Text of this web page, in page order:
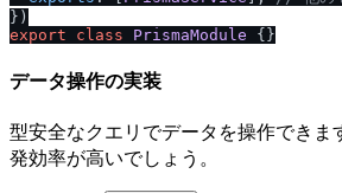
export
class PrismaModule
データ操作の実装
型安全なクエリでデータを操作できま
発効率が高いでしょう。